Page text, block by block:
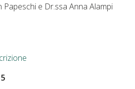
Papeschi e Dr.ssa Anna Alampi